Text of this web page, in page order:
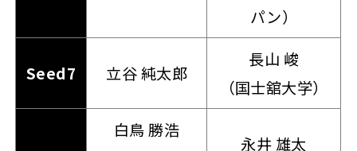
パン）
Seed7 立谷 純太郎
長山 峻
（国士舘大学）
白鳥 勝浩
永井 雄太